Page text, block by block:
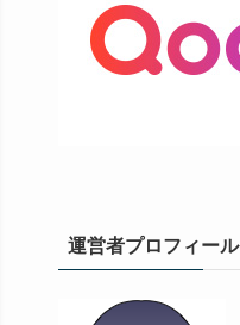
運営者プロフィール